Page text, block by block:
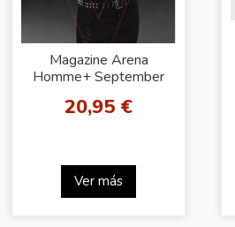
Magazine Arena
Homme+ September
20,95 €
Ver más